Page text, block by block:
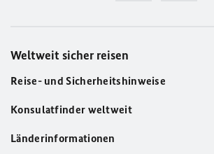
Weltweit sicher reisen
Reise- und Sicherheitshinweise
Konsulatfinder weltweit
Länderinformationen